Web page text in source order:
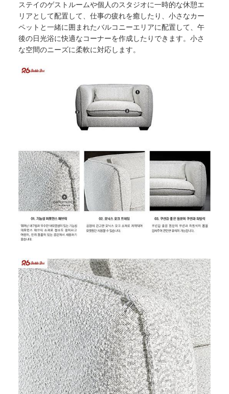
ステイのゲストルームや個人のスタジオに一時的な休憩エ
リアとして配置して、仕事の疲れを癒したり、小さなカー
ペットと一緒に囲まれたバルコニーエリアに配置して、午
後の日光浴に快適なコーナーを作成したりできます。小さ
な空間のニーズに柔軟に対応します。